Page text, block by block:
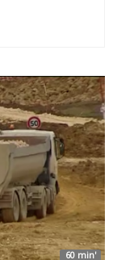
60 min'